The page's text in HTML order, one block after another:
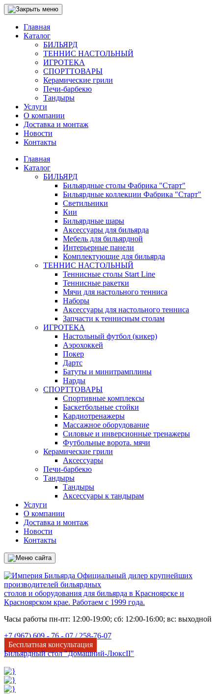
Главная
Каталог
БИЛЬЯРД
ТЕННИС НАСТОЛЬНЫЙ
ИГРОТЕКА
СПОРТТОВАРЫ
Керамические грили
Печи-барбекю
Тандыры
Услуги
О компании
Доставка и монтаж
Новости
Контакты
Главная
Каталог
БИЛЬЯРД
Бильярдные столы Фабрика "Старт"
Бильярдные коллекции Фабрика "Старт"
Светильники
Кии
Бильярдные шары
Аксессуары для бильярда
Мебель для бильярдной
Интерьерные панели
Комплектующие для бильярда
ТЕННИС НАСТОЛЬНЫЙ
Теннисные столы Start Line
Теннисные ракетки
Мячи для настольного тенниса
Наборы
Аксессуары для настольного тенниса
Запчасти к теннисным столам
ИГРОТЕКА
Настольный футбол (кикер)
Аэрохоккей
Покер
Дартс
Батуты и минитрамплины
Нарды
СПОРТТОВАРЫ
Спортивные комплексы
Баскетбольные стойки
Кардиотренажеры
Массажное оборудование
Силовые и инверсионные тренажеры
Футбольные ворота. мячи
Керамические грили
Аксессуары
Печи-барбекю
Тандыры
Тандыры
Аксессуары к тандырам
Услуги
О компании
Доставка и монтаж
Новости
Контакты
Официальный дилер крупнейших
производителей бильярдных
столов и оборудования для бильярда в Красноярске и
Красноярском крае. Работаем с 1999 года.
Часы работы пн-пт: 12:00-19:00; сб: 12:00-16:00; вс: выходной
+7 (967) 609 - 76 - 07 /258-76-07
Бесплатная консультация
Бильярдный стол "Домашний-ЛюксII"